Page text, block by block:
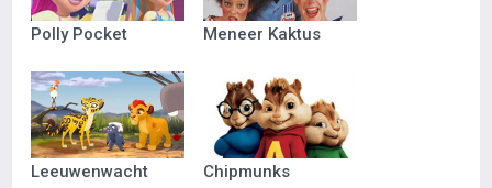
Polly Pocket Meneer Kaktus
Leeuwenwacht Chipmunks